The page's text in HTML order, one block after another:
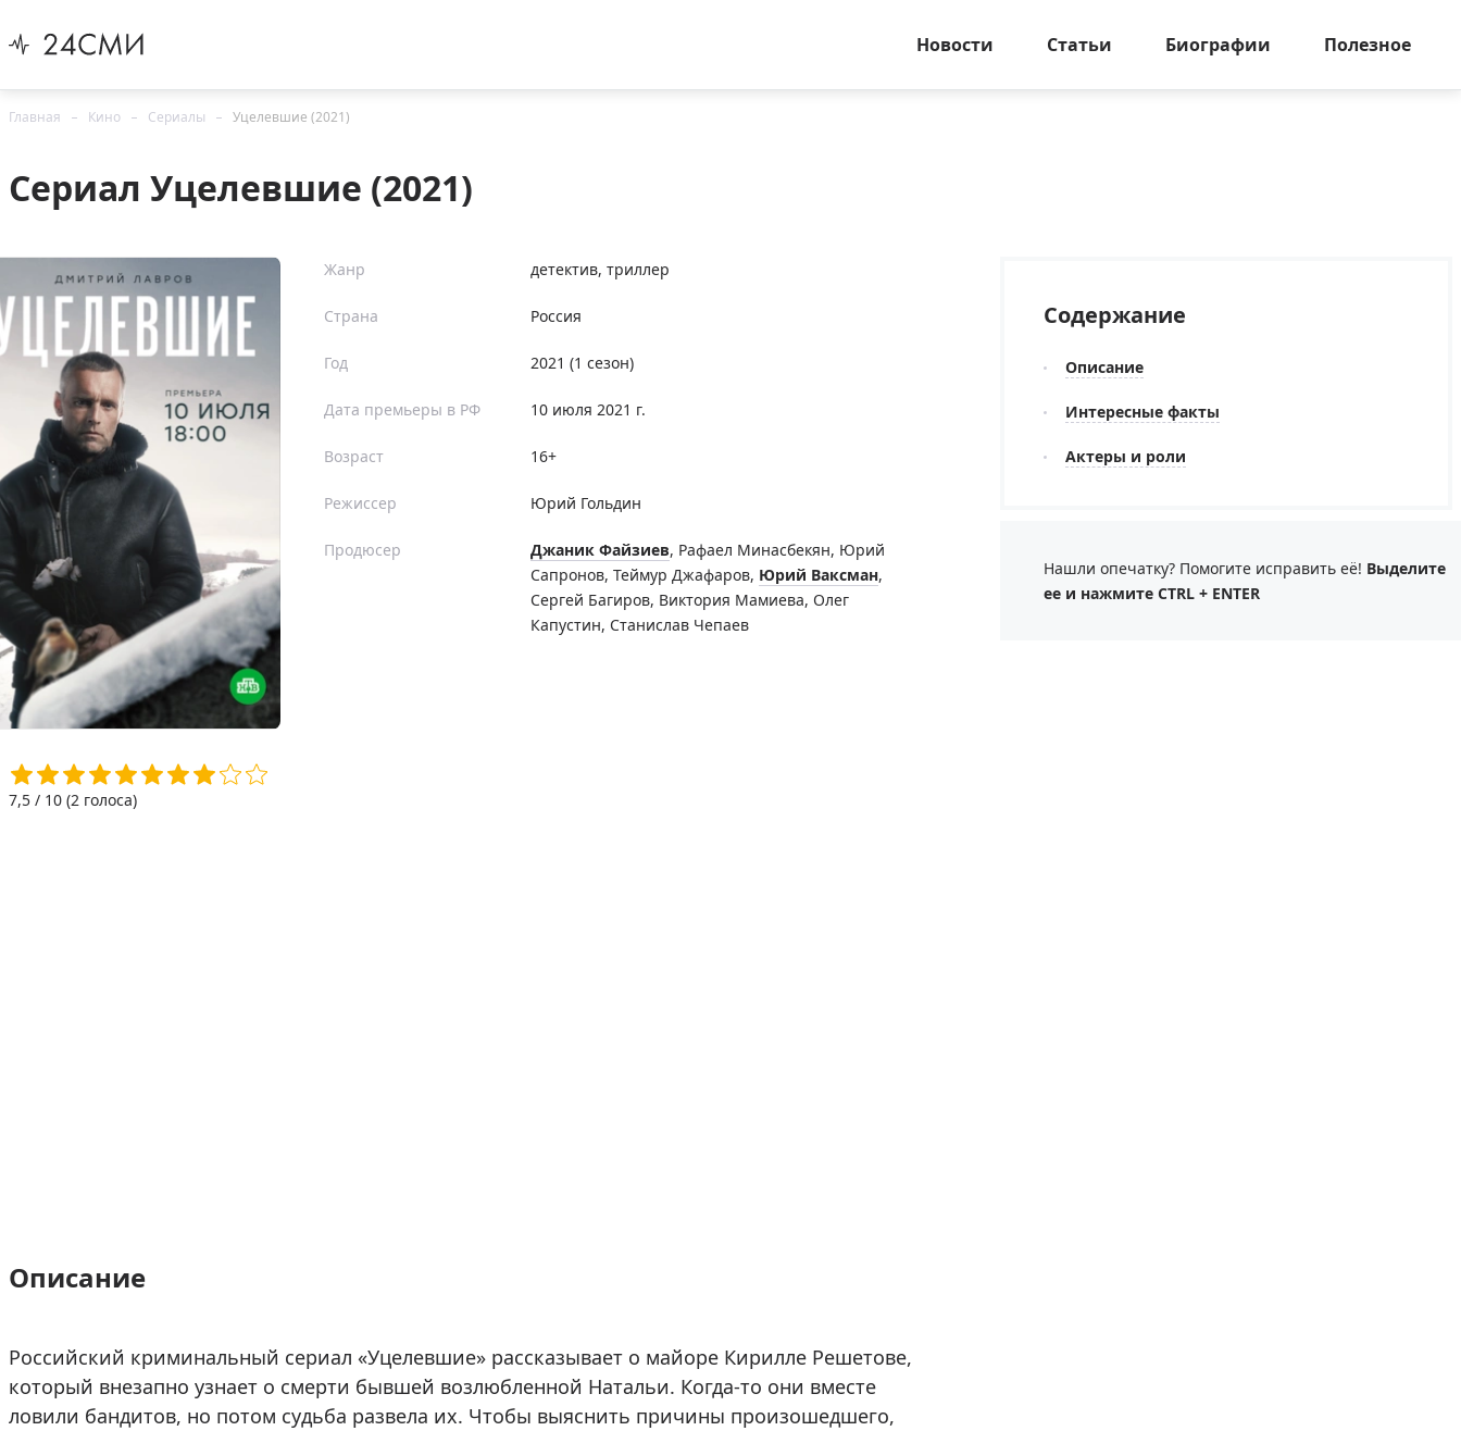
Новости Статьи Биографии Полезное
Главная Кино Сериалы Уцелевшие (2021)
Сериал Уцелевшие (2021)
7,5 / 10 (2 голоса)
Жанр детектив, триллер
Страна Россия
Год 2021 (1 сезон)
Дата премьеры в РФ 10 июля 2021 г.
Возраст 16+
Режиссер Юрий Гольдин
Продюсер Джаник Файзиев, Рафаел Минасбекян, Юрий
Сапронов, Теймур Джафаров, Юрий Ваксман,
Сергей Багиров, Виктория Мамиева, Олег
Капустин, Станислав Чепаев
Описание
Российский криминальный сериал «Уцелевшие» рассказывает о майоре Кирилле Решетове,
который внезапно узнает о смерти бывшей возлюбленной Натальи. Когда-то они вместе
ловили бандитов, но потом судьба развела их. Чтобы выяснить причины произошедшего,
Содержание
Описание
Интересные факты
Актеры и роли
Нашли опечатку? Помогите исправить её! Выделите
ее и нажмите CTRL + ENTER